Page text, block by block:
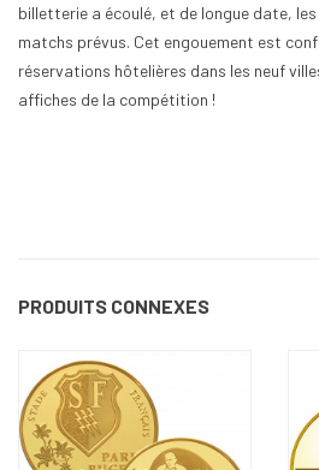
billetterie a écoulé, et de longue date,
matchs prévus. Cet engouement est
réservations hôtelières dans les neuf
affiches de la compétition !
PRODUITS CONNEXES